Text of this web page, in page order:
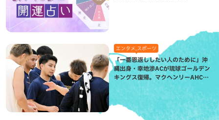
エンタメ,スポーツ
「一番恩返ししたい人のために」沖
縄出身・幸地渉ACが琉球ゴールデン
キングス復帰。マクヘンリーAHCに
信頼を寄せる理由